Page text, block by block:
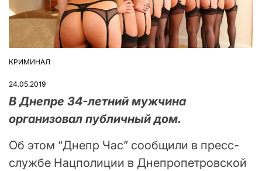
ОПУБЛІКУВАТИ
КРИМИНАЛ
24.05.2019
В Днепре 34-летний мужчина
организовал публичный дом.
Об этом “Днепр Час” сообщили в пресс-
службе Нацполиции в Днепропетровской